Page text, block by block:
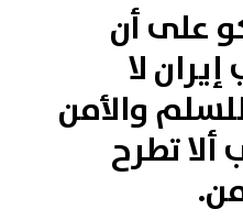
على أن
لا
والأمن
ألا تطرح